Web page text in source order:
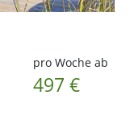
pro Woche ab
497 €